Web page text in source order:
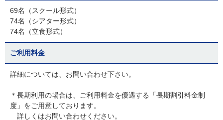
69名（スクール形式）
74名（シアター形式）
74名（立食形式）
ご利用料金
詳細については、お問い合わせ下さい。
＊長期利用の場合は、ご利用料金を優遇する「長期割引料金制
度」をご用意しております。
詳しくはお問い合わせください。